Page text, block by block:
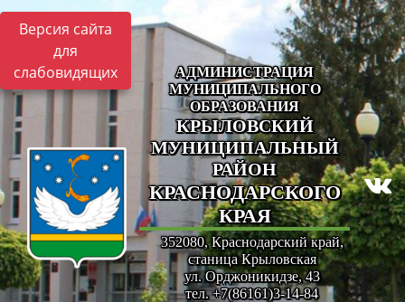
Версия сайта
для
слабовидящих
АДМИНИСТРАЦИЯ
МУНИЦИПАЛЬНОГО
ОБРАЗОВАНИЯ
КРЫЛОВСКИЙ
МУНИЦИПАЛЬНЫЙ
РАЙОН
КРАСНОДАРСКОГО
КРАЯ
352080, Краснодарский край,
станица Крыловская
ул. Орджоникидзе, 43
тел. +7(86161)3-14-84